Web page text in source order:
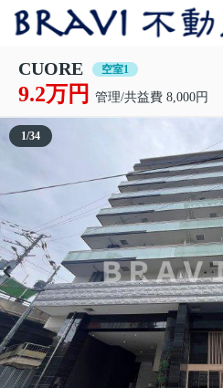
CUORE 空室1
9.2万円 管理/共益費 8,000円
1/34